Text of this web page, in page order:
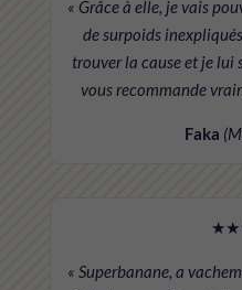
« Grâce à elle, je vais
de surpoids
trouver la cause et je lui
vous recommande
Faka
« Superbanane, a